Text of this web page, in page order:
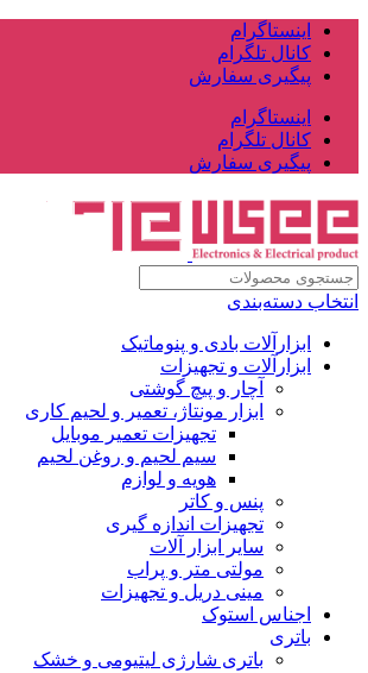
اینستاگرام
کانال تلگرام
پیگیری سفارش
اینستاگرام
کانال تلگرام
پیگیری سفارش
انتخاب دسته‌بندی
ابزارآلات بادی و پنوماتیک
ابزارآلات و تجهیزات
آچار و پیچ گوشتی
ابزار مونتاژ، تعمیر و لحیم کاری
تجهیزات تعمیر موبایل
سیم لحیم و روغن لحیم
هویه و لوازم
پنس و کاتر
تجهیزات اندازه گیری
سایر ابزار آلات
مولتی متر و پراب
مینی دریل و تجهیزات
اجناس استوک
باتری
باتری شارژی لیتیومی و خشک